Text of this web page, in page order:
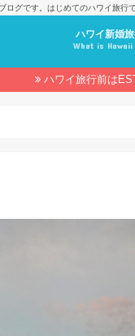
ログです。はじめてのハワイ旅行
ハワイ新婚
What is Hawaii
ハワイ旅行前は